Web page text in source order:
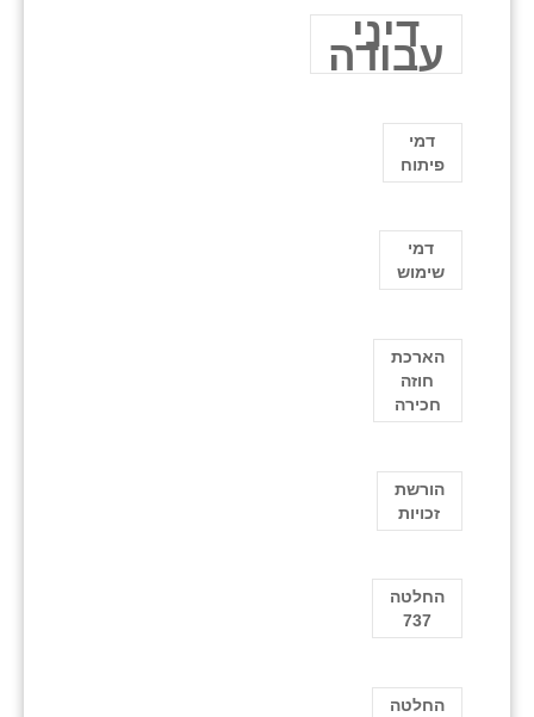
דיני
עבודה
דמי
פיתוח
דמי
שימוש
הארכת
חוזה
חכירה
הורשת
זכויות
החלטה
737
החלטה